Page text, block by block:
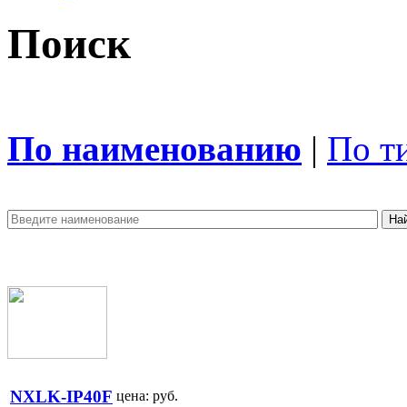
Поиск
По наименованию | По
NXLK-IP40F цена: руб.